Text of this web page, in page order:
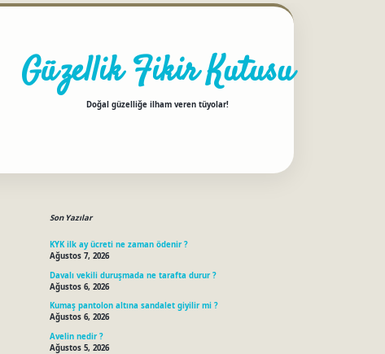
Güzellik Fikir Kutusu
Doğal güzelliğe ilham veren tüyolar!
Son Yazılar
KYK ilk ay ücreti ne zaman ödenir ?
Ağustos 7, 2026
Davalı vekili duruşmada ne tarafta durur ?
Ağustos 6, 2026
Kumaş pantolon altına sandalet giyilir mi ?
Ağustos 6, 2026
Avelin nedir ?
Ağustos 5, 2026